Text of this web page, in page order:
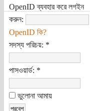
OpenID ব্যবহার করে লগইন
করুন:
OpenID কি?
সদস্য পরিচয়: *
পাসওয়ার্ড: *
ভুলোনা আমায়